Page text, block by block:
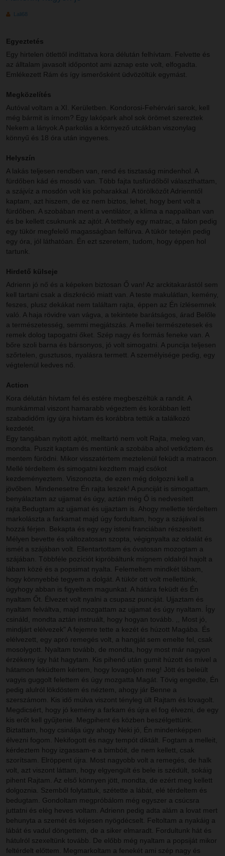
Lali68
Egyeztetés
Egy hirtelen ötlettől indíttatva kora délután felhívtam. Felvette és
az álltalam javasolt időpontot ami aznap este volt, elfogadta.
Emlékezett Rám és így ismerősként üdvözöltük egymást.
Megközelítés
Autóval voltam a XI. Kerületben. Kondorosi-Fehérvári sarok, kell
még bármit is írnom? Egy lakópark ahol sok örömet szereztek
Nekem a lányok.A parkolás a környező utcákban viszonylag
könnyű és 18 óra után ingyenes.
Helyszín
A lakás teljesen rendben van, rend és tisztaság mindenhol. A
fürdőben kád és mosdó van. Több fajta tusfürdőből választhattam,
a szájvíz a mosdón volt kis poharakkal. A törölközőt Adrienntől
kaptam, azt hiszem, de ez nem biztos, lehet, hogy bent volt a
fürdőben. A szobában ment a ventilátor, a klíma a nappaliban van
és be kellett csuknunk az ajtót. A tetthely egy matrac, a falon pedig
egy tükör megfelelő magasságban felfúrva. A tükör tetején pedig
egy óra, jól láthatóan. Én ezt szeretem, tudom, hogy éppen hol
tartunk.
Hirdető külseje
Adrienn jó nő és a képeken biztosan Ő van! Az arckitakarástól sem
kell tartani csak a diszkréció miatt van. A teste makulátlan, kemény,
feszes, plusz dekákat nem találtam rajta, éppen az Én ízlésemnek
való. A haja rövidre van vágva, a tekintete barátságos, árad Belőle
a természetesség, semmi megjátszás. A mellei természetesek és
remek dolog tapogatni őket. Szép nagy és formás feneke van. A
bőre szoli barna és bársonyos, jó volt simogatni. A puncija teljesen
szőrtelen, gusztusos, nyalásra termett. A személyisége pedig, egy
végtelenül kedves nő.
Action
Kora délután hívtam fel és estére megbeszéltük a randit. A
munkámmal viszont hamarabb végeztem és korábban lett
szabadidőm így újra hívtam és korábbra tettük a találkozó
kezdetét.
Egy tangában nyitott ajtót, melltartó nem volt Rajta, meleg van,
mondta. Puszit kaptam és mentünk a szobába ahol vetkőztem és
mentem fürödni. Mikor visszatértem meztelenül feküdt a matracon.
Mellé térdeltem és simogatni kezdtem majd csókot
kezdeményeztem. Viszonozta, de ezen még dolgozni kell a
jövőben. Mindenesetre Én rajta leszek! A punciját is simogattam,
benyálaztam az ujjamat és úgy, aztán még Ő is nedvesített
rajta.Bedugtam az ujjamat és ujjaztam is. Ahogy mellette térdeltem
markolászta a farkamat majd úgy fordultam, hogy a szájával is
hozzá férjen. Bekapta és egy egy isteni franciában részesített.
Mélyen bevette és változatosan szopta, végignyalta az oldalát és
ismét a szájában volt. Ellentartottam és óvatosan mozogtam a
szájában. Többféle pozíciót kipróbáltunk mígnem oldalról hajolt a
lábam közé és a popsimat nyalta. Felemeltem mindkét lábam,
hogy könnyebbé tegyem a dolgát. A tükör ott volt mellettünk,
úgyhogy abban is figyeltem magunkat. A hátára feküdt és Én
nyaltam Őt. Élvezet volt nyalni a csupasz punciját. Ujjaztam és
nyaltam felváltva, majd mozgattam az ujjamat és úgy nyaltam. Így
csináld, mondta aztán instruált, hogy hogyan tovább. ,, Most jó,
mindjárt elélvezek" A fejemre tette a kezét és húzott Magába. És
elélvezett, egy apró remegés volt, a hangját sem emelte fel, csak
mosolygott. Nyaltam tovább, de mondta, hogy most már nagyon
érzékeny így hát hagytam. Kis pihenő után gumit húzott és mivel a
hátamon feküdtem kértem, hogy lovagoljon meg! Jött és beleült
vagyis guggolt felettem és úgy mozgatta Magát. Tövig engedte, Én
pedig alulról lökdöstem és néztem, ahogy jár Benne a
szerszámom. Kis idő múlva viszont tényleg ült Rajtam és lovagolt.
Megdicsért, hogy jó kemény a farkam és újra el fog élvezni, de egy
kis erőt kell gyűjtenie. Megpihent és közben beszélgettünk.
Biztattam, hogy csinálja úgy ahogy Neki jó, Én mindenképpen
élvezni fogom. Nekifogott és nagy tempót diktált. Fogtam a melleit,
kérdeztem hogy izgassam-e a bimbóit, de nem kellett, csak
szorítsam. Elröppent újra. Most nagyobb volt a remegés, de halk
volt, azt viszont láttam, hogy elgyengült és bele is szédült, sokáig
pihent Rajtam. Az első könnyen jött, mondta, de ezért meg kellett
dolgoznia. Szemből folytattuk, szétette a lábát, elé térdeltem és
bedugtam. Gondoltam megpróbálom még egyszer a csúcsra
juttatni és elég heves voltam. Adrienn pedig adta alám a lovat mert
behunyta a szemét és kéjesen nyögdécselt. Feltoltam a nyakáig a
lábát és vadul döngettem, de a siker elmaradt. Fordultunk hát és
hátulról szexeltünk tovább. De előbb még nyaltam a popsiját mikor
feltérdelt előttem. Megmarkoltam a fenekét ami szép nagy és